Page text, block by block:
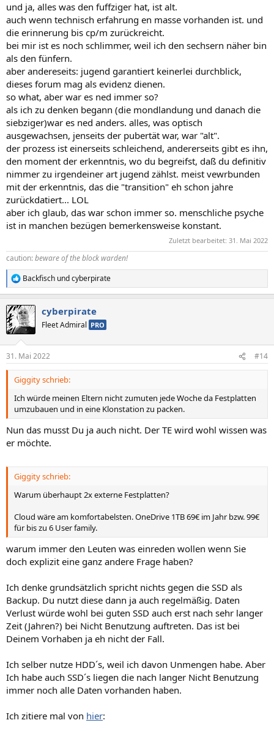
und ja, alles was den fuffziger hat, ist alt.
auch wenn technisch erfahrung en masse vorhanden ist. und
die erinnerung bis cp/m zurückreicht.
bei mir ist es noch schlimmer, weil ich den sechsern näher bin
als den fünfern.
aber andereseits: jugend garantiert keinerlei durchblick,
dieses forum mag als evidenz dienen.
so what, aber war es ned immer so?
als ich zu denken begann (die mondlandung und danach die
siebziger)war es ned anders. alles, was optisch
ausgewachsen, jenseits der pubertät war, war "alt".
der prozess ist einerseits schleichend, andererseits gibt es ihn,
den moment der erkenntnis, wo du begreifst, daß du definitiv
nimmer zu irgendeiner art jugend zählst. meist vewrbunden
mit der erkenntnis, das die "transition" eh schon jahre
zurückdatiert... LOL
aber ich glaub, das war schon immer so. menschliche psyche
ist in manchen bezügen bemerkensweise konstant.
Zuletzt bearbeitet: 31. Mai 2022
caution:beware of the block warden!
R
e
k
t
i
e
n
Backfisch undcyberpirate
cyberpirate
Fleet Admiral PRO
31. Mai 2022 #14
Giggity schrieb:
Ich würde meinen Eltern nicht zumuten jede Woche da Festplatten
umzubauen und in eine Klonstation zu packen.
Nun das musst Du ja auch nicht. Der TE wird wohl wissen was
er möchte.
Giggity schrieb:
Warum überhaupt 2x externe Festplatten?
Cloud wäre am komfortabelsten. OneDrive 1TB 69€ im Jahr bzw. 99€
für bis zu 6 User family.
warum immer den Leuten was einreden wollen wenn Sie
doch explizit eine ganz andere Frage haben?
Ich denke grundsätzlich spricht nichts gegen die SSD als
Backup. Du nutzt diese dann ja auch regelmäßig. Daten
Verlust würde wohl bei guten SSD auch erst nach sehr langer
Zeit (Jahren?) bei Nicht Benutzung auftreten. Das ist bei
Deinem Vorhaben ja eh nicht der Fall.
Ich selber nutze HDD´s, weil ich davon Unmengen habe. Aber
Ich habe auch SSD´s liegen die nach langer Nicht Benutzung
immer noch alle Daten vorhanden haben.
Ich zitiere mal von hier: